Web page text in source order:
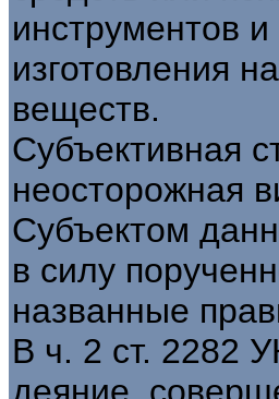
инструментов
изготовления
веществ.
Субъективная
неосторожная
Субъектом
в силу
названные
В ч. 2 ст. 2282
деяние,